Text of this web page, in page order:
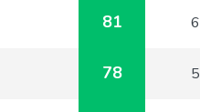
81 6
78 5